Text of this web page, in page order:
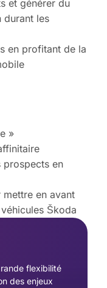
et générer du
durant les
en profitant de la
»
prospects en
en avant
Škoda
flexibilité
des enjeux